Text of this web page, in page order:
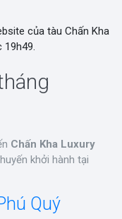
của tàu Chấn Kha
19h49.
Chấn Kha Luxury
khởi hành tại
Quý